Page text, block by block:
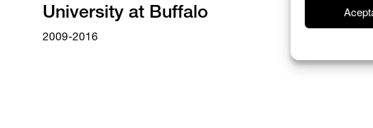
University at Buffalo
2009-2016